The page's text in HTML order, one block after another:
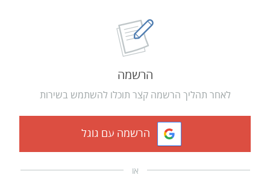
הרשמה
לאחר תהליך הרשמה קצר תוכלו להשתמש בשירות
הרשמה עם גוגל
או